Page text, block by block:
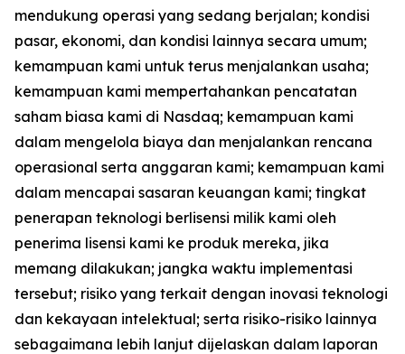
mendukung operasi yang sedang berjalan; kondisi
pasar, ekonomi, dan kondisi lainnya secara umum;
kemampuan kami untuk terus menjalankan usaha;
kemampuan kami mempertahankan pencatatan
saham biasa kami di Nasdaq; kemampuan kami
dalam mengelola biaya dan menjalankan rencana
operasional serta anggaran kami; kemampuan kami
dalam mencapai sasaran keuangan kami; tingkat
penerapan teknologi berlisensi milik kami oleh
penerima lisensi kami ke produk mereka, jika
memang dilakukan; jangka waktu implementasi
tersebut; risiko yang terkait dengan inovasi teknologi
dan kekayaan intelektual; serta risiko-risiko lainnya
sebagaimana lebih lanjut dijelaskan dalam laporan